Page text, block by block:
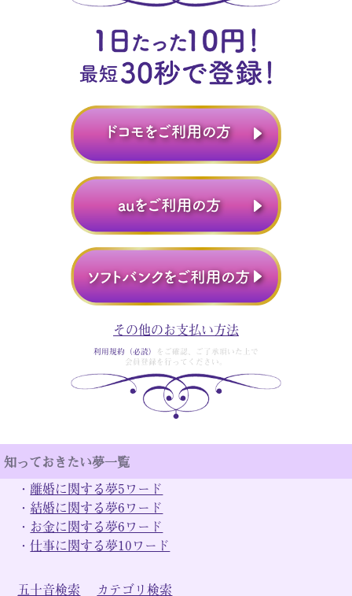
その他のお支払い方法
利用規約（必読）
をご確認、ご了承頂いた上で
会員登録を行ってください。
知っておきたい夢一覧
・ 離婚に関する夢5ワード
・ 結婚に関する夢6ワード
・ お金に関する夢6ワード
・仕事に関する夢10ワード
五十音検索 カテゴリ検索